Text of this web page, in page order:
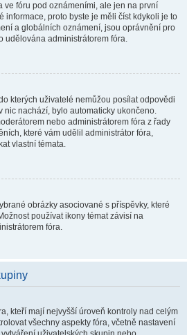
ve fóru pod oznámeními, ale jen na první
informace, proto byste je měli číst kdykoli je to
a globálních oznámení, jsou oprávnění pro
udělována administrátorem fóra.
kterých uživatelé nemůžou posílat odpovědi
nic nachází, bylo automaticky ukončeno.
nebo administrátorem fóra z řady
které vám udělil administrátor fóra,
vlastní témata.
obrázky asociované s příspěvky, které
používat ikony témat závisí na
fóra.
kteří mají nejvyšší úroveň kontroly nad celým
všechny aspekty fóra, včetně nastavení